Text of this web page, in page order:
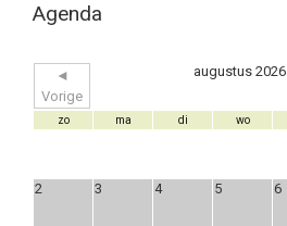
Agenda
◄
Vorige
augustus 2026
zo ma di wo
2 3 4 5 6